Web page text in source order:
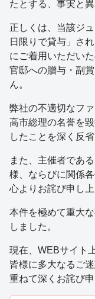
たとする、事実と
正しくは、当該ジ
日限りで貸与」さ
にご着用いただい
官邸への贈与・副
ん。
弊社の不適切なフ
高市総理の名誉を
したことを深く反
また、主催者であ
様、ならびに関係
心よりお詫び申し上
本件を極めて重大
しました。
現在、WEBサイト
皆様に多大なるご
重ねて深くお詫び申